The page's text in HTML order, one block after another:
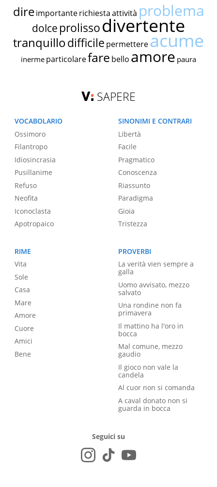
dire importante richiestaattività problema
dolce prolissodivertente
tranquillodifficile permettereacume
inerme particolarefare bello amore paura
SAPERE
VOCABOLARIO
Ossimoro
Filantropo
Idiosincrasia
Pusillanime
Refuso
Neofita
Iconoclasta
Apotropaico
SINONIMI E CONTRARI
Libertà
Facile
Pragmatico
Conoscenza
Riassunto
Paradigma
Gioia
Tristezza
RIME
Vita
Sole
Casa
Mare
Amore
Cuore
Amici
Bene
PROVERBI
La verità vien sempre a
galla
Uomo avvisato, mezzo
salvato
Una rondine non fa
primavera
Il mattino ha l'oro in
bocca
Mal comune, mezzo
gaudio
Il gioco non vale la
candela
Al cuor non si comanda
A caval donato non si
guarda in bocca
Seguici su